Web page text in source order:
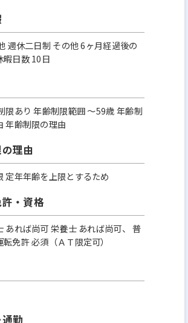
週休二日制 その他 6ヶ月経過後の
暇日数 10日
限あり 年齢制限範囲 〜59歳 年齢制
年齢制限の理由
理由
定年年齢を上限とするため
・資格
あれば尚可 栄養士 あれば尚可、 普
免許 必須（ＡＴ限定可）
勤